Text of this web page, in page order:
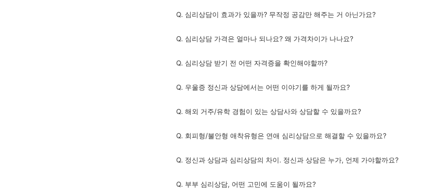
Q. 심리상담이 효과가 있을까? 무작정 공감만 해주는 거 아닌가요?
Q. 심리상담 가격은 얼마나 되나요? 왜 가격차이가 나나요?
Q. 심리상담 받기 전 어떤 자격증을 확인해야할까?
Q. 우울증 정신과 상담에서는 어떤 이야기를 하게 될까요?
Q. 해외 거주/유학 경험이 있는 상담사와 상담할 수 있을까요?
Q. 회피형/불안형 애착유형은 연애 심리상담으로 해결할 수 있을까요?
Q. 정신과 상담과 심리상담의 차이. 정신과 상담은 누가, 언제 가야할까요?
Q. 부부 심리상담, 어떤 고민에 도움이 될까요?